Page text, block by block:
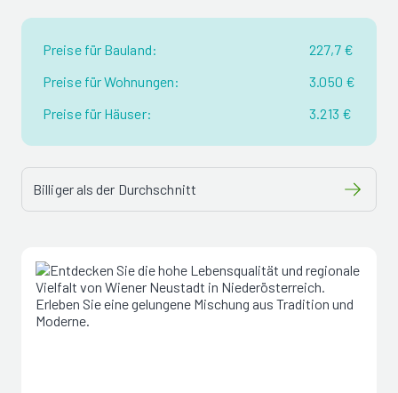
Preise für Bauland:
227,7 €
Preise für Wohnungen:
3.050 €
Preise für Häuser:
3.213 €
Billiger als der Durchschnitt